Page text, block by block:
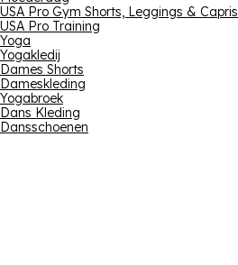
USA Pro Gym Shorts, Leggings & Capris
USA Pro Training
Yoga
Yogakledij
Dames Shorts
Dameskleding
Yogabroek
Dans Kleding
Dansschoenen